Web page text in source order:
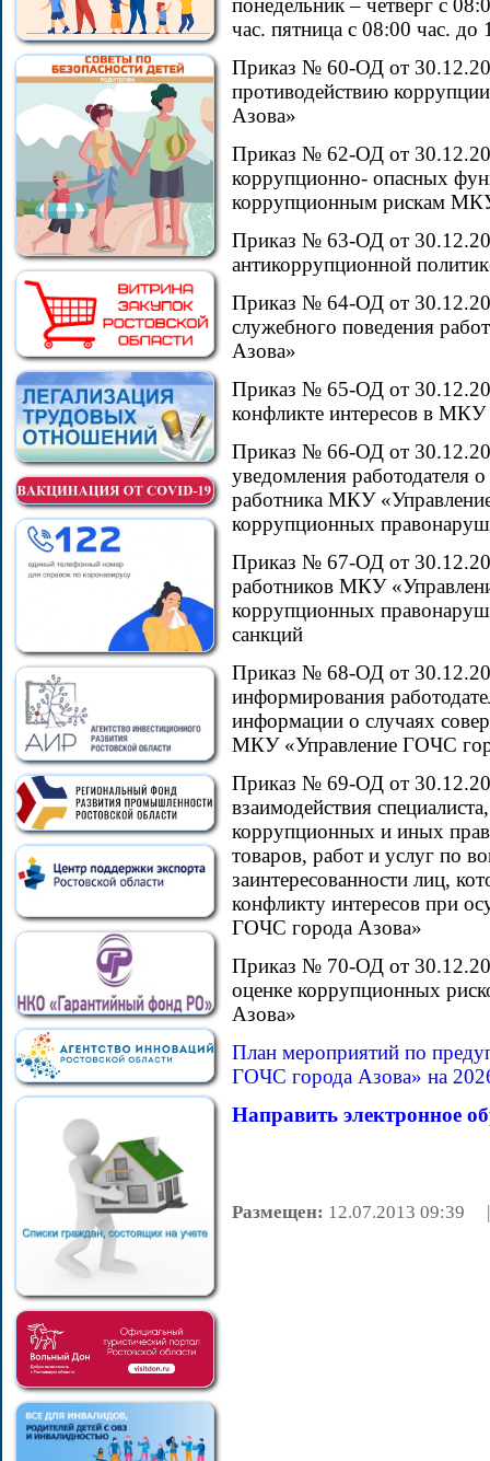
понедельник – четверг с
час. пятница с 08:00 час.
Приказ № 60-ОД от
противодействию
Азова»
Приказ № 62-ОД от
коррупционно- опасных
коррупционным рискам
Приказ № 63-ОД от
антикоррупционной
Приказ № 64-ОД от
служебного поведения
Азова»
Приказ № 65-ОД от
конфликте интересов в
Приказ № 66-ОД от
уведомления работодателя
работника МКУ
коррупционных
Приказ № 67-ОД от
работников МКУ
коррупционных
санкций
Приказ № 68-ОД от
информирования
информации о случаях
МКУ «Управление ГОЧС
Приказ № 69-ОД от
взаимодействия
коррупционных и иных
товаров, работ и услуг по
заинтересованности лиц,
конфликту интересов при
ГОЧС города Азова»
Приказ № 70-ОД от
оценке коррупционных
Азова»
План мероприятий по
ГОЧС города Азова» на
Направить электронное
Размещен: 12.07.2013